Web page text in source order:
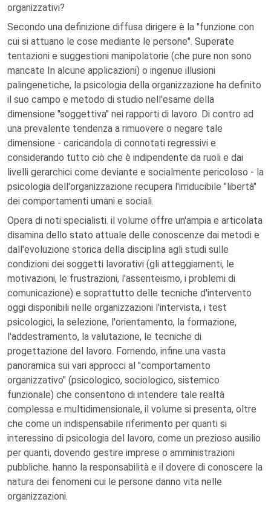
organizzativi?
Secondo una definizione diffusa dirigere è la "funzione con
cui si attuano le cose mediante le persone". Superate
tentazioni e suggestioni manipolatorie (che pure non sono
mancate In alcune applicazioni) o ingenue illusioni
palingenetiche, la psicologia della organizzazione ha definito
il suo campo e metodo di studio nell'esame della
dimensione "soggettiva" nei rapporti di lavoro. Di contro ad
una prevalente tendenza a rimuovere o negare tale
dimensione - caricandola di connotati regressivi e
considerando tutto ciò che è indipendente da ruoli e dai
livelli gerarchici come deviante e socialmente pericoloso - la
psicologia dell'organizzazione recupera l'irriducibile "libertà"
dei comportamenti umani e sociali.
Opera di noti specialisti. il volume offre un'ampia e articolata
disamina dello stato attuale delle conoscenze dai metodi e
dall'evoluzione storica della disciplina agli studi sulle
condizioni dei soggetti lavorativi (gli atteggiamenti, le
motivazioni, le frustrazioni, l'assenteismo, i problemi di
comunicazione) e soprattutto delle tecniche d'intervento
oggi disponibili nelle organizzazioni l'intervista, i test
psicologici, la selezione, l'orientamento, la formazione,
l'addestramento, la valutazione, le tecniche di
progettazione del lavoro. Fornendo, infine una vasta
panoramica sui vari approcci al "comportamento
organizzativo" (psicologico, sociologico, sistemico
funzionale) che consentono di intendere tale realtà
complessa e multidimensionale, il volume si presenta, oltre
che come un indispensabile riferimento per quanti si
interessino di psicologia del lavoro, come un prezioso ausilio
per quanti, dovendo gestire imprese o amministrazioni
pubbliche. hanno la responsabilità e il dovere di conoscere la
natura dei fenomeni cui le persone danno vita nelle
organizzazioni.